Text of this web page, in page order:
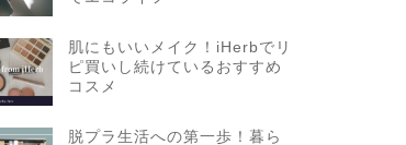
肌にもいいメイク！iHerbでリ
ピ買いし続けているおすすめ
コスメ
脱プラ生活への第一歩！暮ら